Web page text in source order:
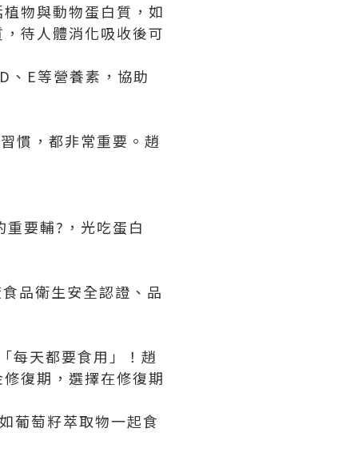
物與動物蛋白質，如
待人體消化吸收後可
、E等營養素，協助
慣，都非常重要。趙
要輔?，光吃蛋白
品衛生安全認證、品
每天都要食用」！趙
復期，選擇在修復期
葡萄籽萃取物一起食